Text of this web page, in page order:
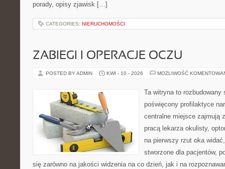
porady, opisy zjawisk […]
CATEGORIES: NIERUCHOMOŚCI
ZABIEGI I OPERACJE OCZU
POSTED BY ADMIN KWI - 10 - 2026 MOŻLIWOŚĆ
Ta witryna to rozbudowany
poświęcony profilaktyce
centralne miejsce zajmują
pracą lekarza okulisty,
na pierwszy rzut oka
stworzone dla pacjentów,
się zarówno na jakości widzenia na co dzień, jak i na